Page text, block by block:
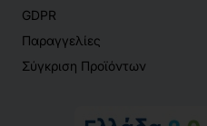
GDPR
Παραγγελίες
Σύγκριση Προϊόντων